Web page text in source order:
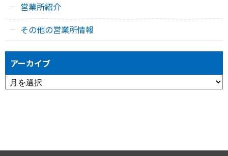
営業所紹介
その他の営業所情報
アーカイブ
ア
ー